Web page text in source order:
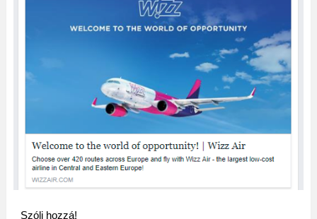
Szólj hozzá!